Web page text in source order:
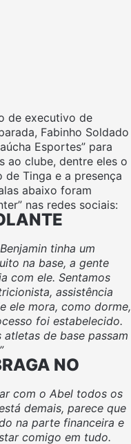
de executivo de
Fabinho Soldado
Esportes” para
ao clube, dentre eles o
Tinga e a presença
abaixo foram
nas redes sociais:
tinha um
na base, a gente
com ele. Sentamos
assistência
ele mora, como dorme,
foi estabelecido.
de base passam
NO
com o Abel todos os
demais, parece que
na parte financeira e
comigo em tudo.